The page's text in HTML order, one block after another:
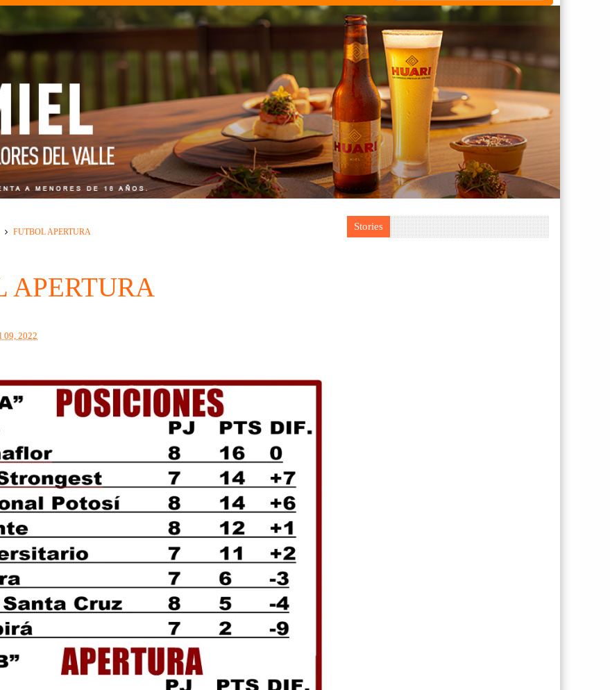
FUTBOL APERTURA
APERTURA
09, 2022
Stories